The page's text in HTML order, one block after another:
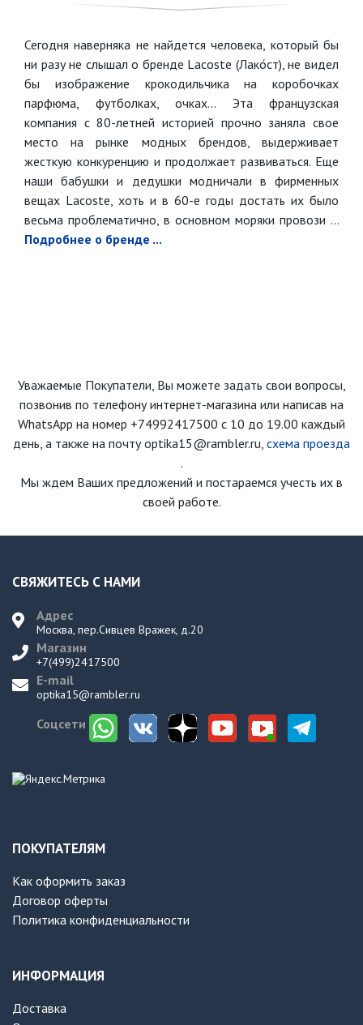
Сегодня наверняка не найдется человека, который бы
ни разу не слышал о бренде Lacoste (Лако́ст), не видел
бы изображение крокодильчика на коробочках
парфюма, футболках, очках... Эта французская
компания с 80-летней историей прочно заняла свое
место на рынке модных брендов, выдерживает
жесткую конкуренцию и продолжает развиваться. Еще
наши бабушки и дедушки модничали в фирменных
вещах Lacoste, хоть и в 60-е годы достать их было
весьма проблематично, в основном моряки провози ...
Подробнее о бренде ...
Уважаемые Покупатели, Вы можете задать свои вопросы,
позвонив по телефону интернет-магазина или написав на
WhatsApp на номер +74992417500 с 10 до 19.00 каждый
день, а также на почту optika15@rambler.ru, схема проезда
.
Мы ждем Ваших предложений и постараемся учесть их в
своей работе.
СВЯЖИТЕСЬ С НАМИ
Адрес
Москва, пер.Сивцев Вражек, д.20
Магазин
+7(499)2417500
E-mail
optika15@rambler.ru
Соцсети
ПОКУПАТЕЛЯМ
Как оформить заказ
Договор оферты
Политика конфиденциальности
ИНФОРМАЦИЯ
Доставка